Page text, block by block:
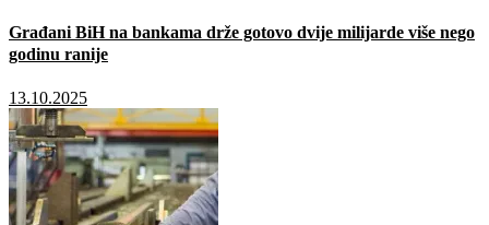
Građani BiH na bankama drže gotovo dvije milijarde više nego
godinu ranije
13.10.2025